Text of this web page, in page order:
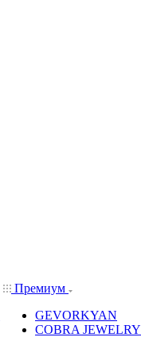
Премиум
GEVORKYAN
COBRA JEWELRY